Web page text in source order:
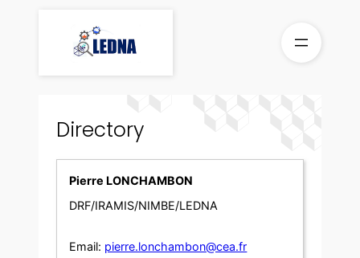
Directory
Pierre LONCHAMBON
DRF/IRAMIS/NIMBE/LEDNA
Email: pierre.lonchambon@cea.fr